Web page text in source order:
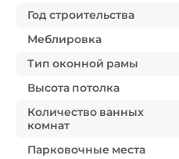
Год строительства
Меблировка
Тип оконной рамы
Высота потолка
Количество ванных
комнат
Парковочные места